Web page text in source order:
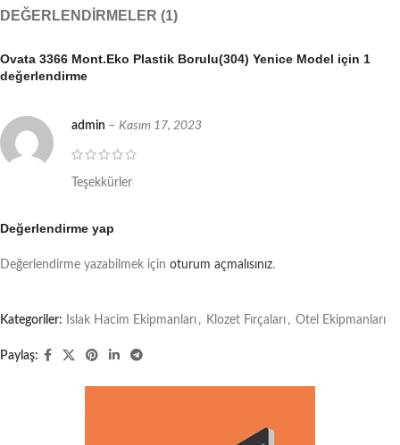
DEĞERLENDIRMELER (1)
Ovata 3366 Mont.Eko Plastik Borulu(304) Yenice Model için 1
değerlendirme
admin – Kasım 17, 2023
Teşekkürler
Değerlendirme yap
Değerlendirme yazabilmek için oturum açmalısınız.
Kategoriler: Islak Hacim Ekipmanları , Klozet Fırçaları , Otel Ekipmanları
Paylaş: